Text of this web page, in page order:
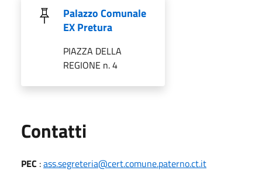
Palazzo Comunale
EX Pretura
PIAZZA DELLA
REGIONE n. 4
Contatti
PEC :ass.segreteria@cert.comune.paterno.ct.it